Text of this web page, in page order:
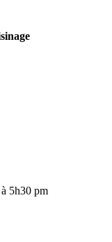
5h30 pm